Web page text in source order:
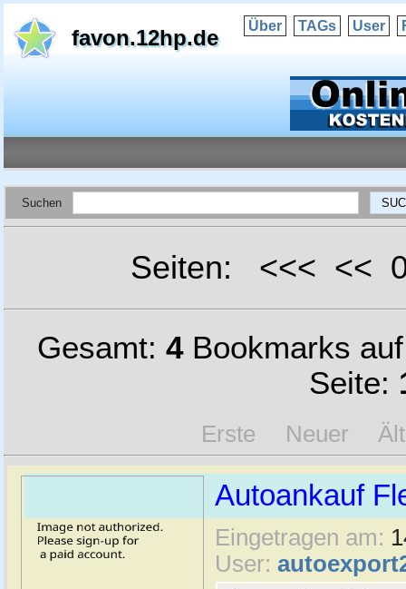
favon.12hp.de Über TAGs User
Suchen
Seiten: <<< <<
Gesamt: 4Bookmarks
Seite:
Erste Neuer
Autoankauf
Eingetragen am:
User: